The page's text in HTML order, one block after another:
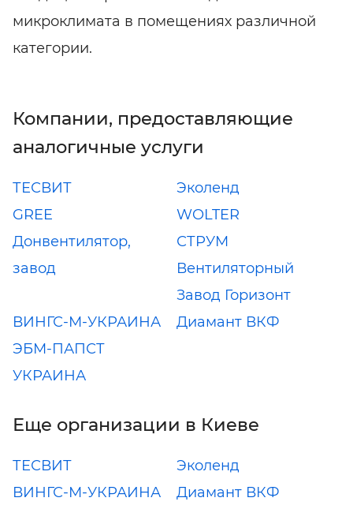
микроклимата в помещениях различной
категории.
Компании, предоставляющие
аналогичные услуги
ТЕСВИТ
Эколенд
GREE
WOLTER
Донвентилятор,
завод
СТРУМ
Вентиляторный
Завод Горизонт
ВИНГС-М-УКРАИНА
Диамант ВКФ
ЭБМ-ПАПСТ
УКРАИНА
Еще организации в Киеве
ТЕСВИТ
Эколенд
ВИНГС-М-УКРАИНА
Диамант ВКФ